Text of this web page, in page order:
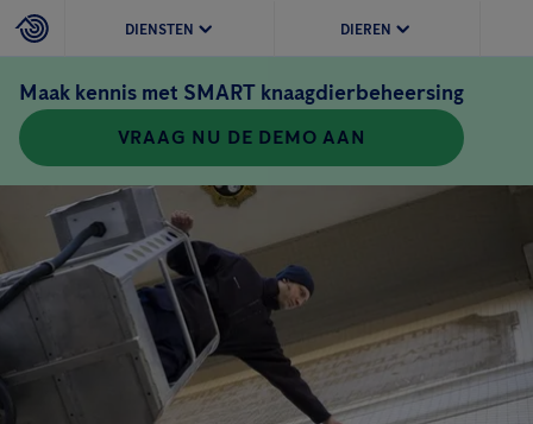
DIENSTEN DIEREN
Maak kennis met SMART knaagdierbeheersing
VRAAG NU DE DEMO AAN